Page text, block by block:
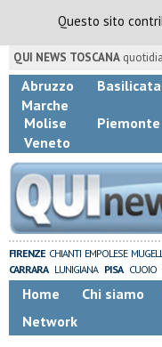
Questo sito
QUI NEWS TOSCANA
Abruzzo Basilicata
Marche
Molise
Piemonte
Veneto
FIRENZE CHIANTI EMPOLESE
CARRARA LUNIGIANA PISA CUOIO
Home Chi siamo
Network